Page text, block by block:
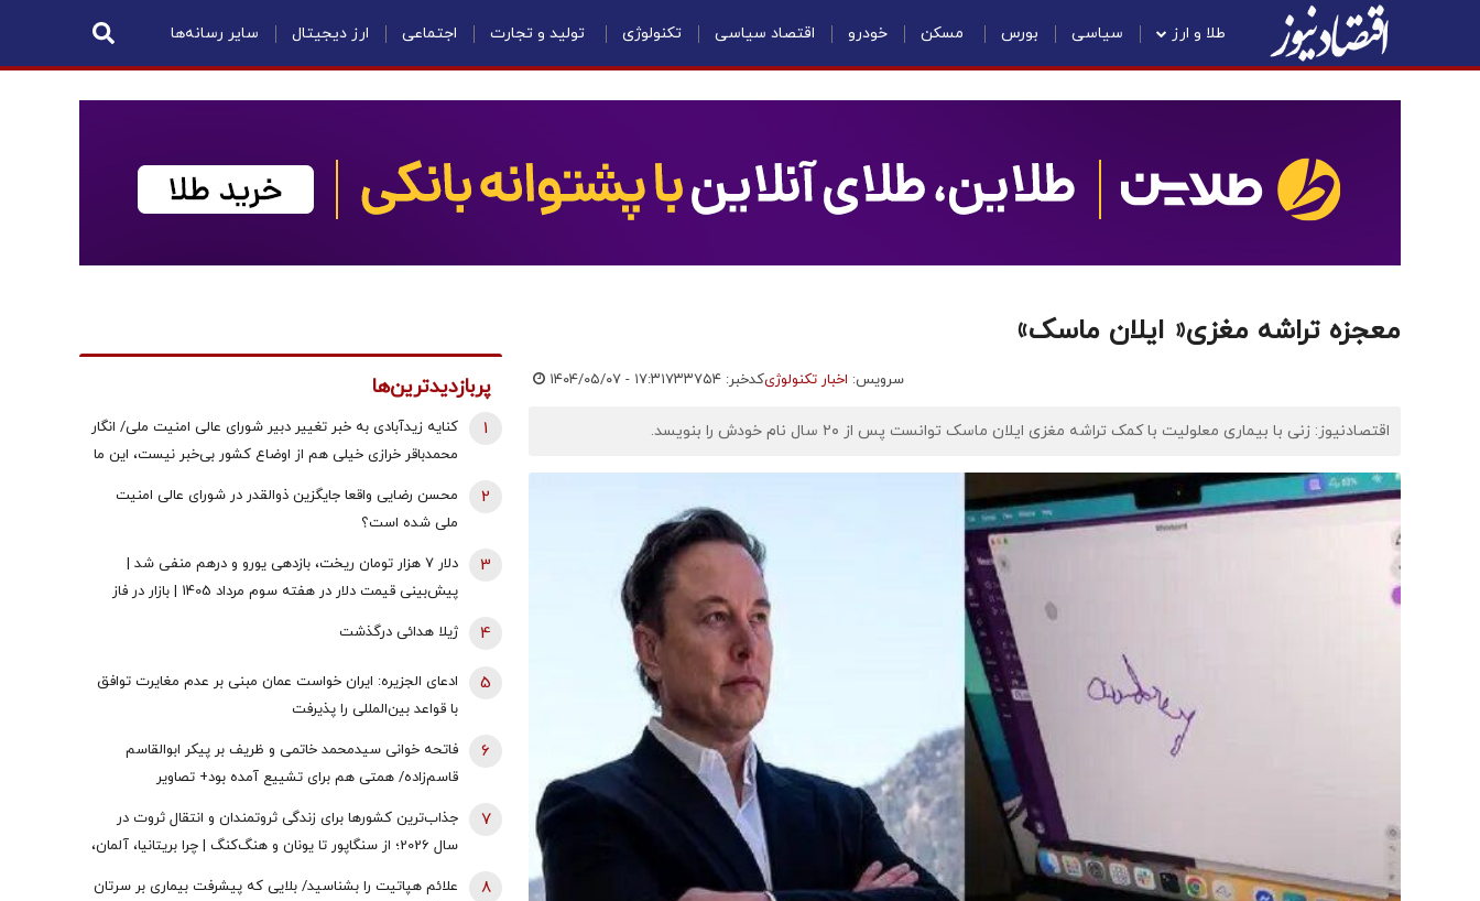
طلا و ارز سیاسی بورس مسکن خودرو اقتصاد سیاسی تکنولوژی تولید و تجارت اجتماعی ارز دیجیتال سایر رسانه‌ها
معجزه تراشه مغزی« ایلان ماسک»
سرویس: اخبار تکنولوژیکدخبر: ۷۳۳۷۵۴ ۱۴۰۴/۰۵/۰۷ - ۱۷:۳۱
اقتصادنیوز: زنی با بیماری معلولیت با کمک تراشه مغزی ایلان ماسک توانست پس از ۲۰ سال نام خودش را بنویسد.
پربازدیدترین‌ها
کنایه زیدآبادی به خبر تغییر دبیر شورای عالی امنیت ملی/ انگار
محمدباقر خرازی خیلی هم از اوضاع کشور بی‌خبر نیست، این ما
1
محسن رضایی واقعا جایگزین ذوالقدر در شورای عالی امنیت
ملی شده است؟
2
دلار ۷ هزار تومان ریخت، بازدهی یورو و درهم منفی شد |
پیش‌بینی قیمت دلار در هفته سوم مرداد 1405 | بازار در فاز
3
ژیلا هدائی درگذشت 4
ادعای الجزیره: ایران خواست عمان مبنی بر عدم مغایرت توافق
با قواعد بین‌المللی را پذیرفت
5
فاتحه خوانی سیدمحمد خاتمی و ظریف بر پیکر ابوالقاسم
قاسم‌زاده/ همتی هم برای تشییع آمده بود+ تصاویر
6
جذاب‌ترین کشورها برای زندگی ثروتمندان و انتقال ثروت در
سال 2026؛ از سنگاپور تا یونان و هنگ‌کنگ | چرا بریتانیا، آلمان،
7
علائم هپاتیت را بشناسید/ بلایی که پیشرفت بیماری بر سرتان
8